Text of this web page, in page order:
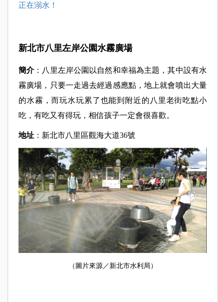
正在溺水！
新北市八里左岸公園水霧廣場
簡介：八里左岸公園以自然和幸福為主題，其中設有水
霧廣場，只要一走過去經過感應點，地上就會噴出大量
的水霧，而玩水玩累了也能到附近的八里老街吃點小
吃，有吃又有得玩，相信孩子一定會很喜歡。
地址：新北市八里區觀海大道36號
（圖片來源／新北市水利局）